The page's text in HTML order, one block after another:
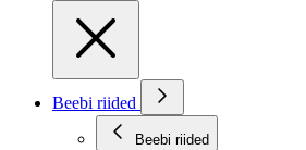
Beebi riided
Beebi riided